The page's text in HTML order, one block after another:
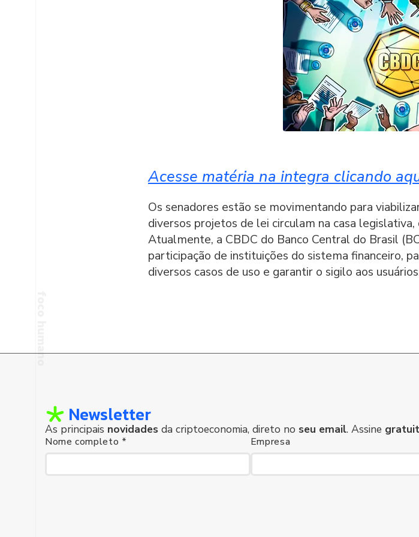
foco humano
Acesse matéria na integra clicando
Os senadores estão se movimentando para
diversos projetos de lei circulam na casa
Atualmente, a CBDC do Banco Central do Brasil
participação de instituições do sistema financeiro,
diversos casos de uso e garantir o sigilo aos
Newsletter
As principais novidades da criptoeconomia, direto no seu email. Assine
Nome completo * Empresa